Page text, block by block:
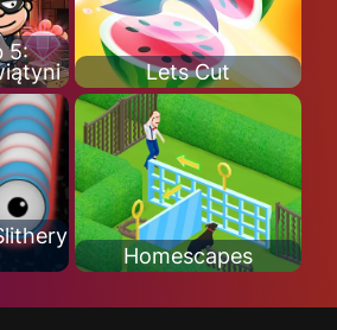
5:
Lets Cut
Homescapes